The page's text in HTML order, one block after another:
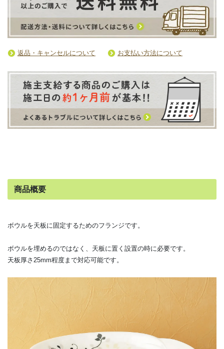
返品・キャンセルについて お支払い方法について
商品概要
ボウルを天板に固定するためのフランジです。
ボウルを埋めるのではなく、天板に置く設置の時に必要です。
天板厚さ25mm程度まで対応可能です。